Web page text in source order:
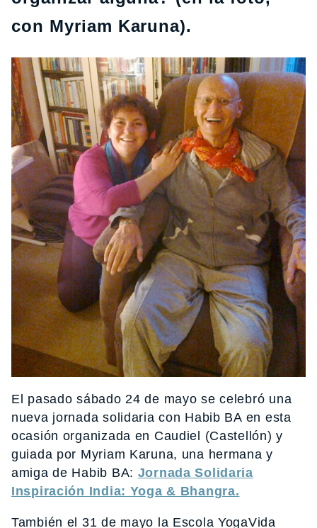
con Myriam Karuna).
El pasado sábado 24 de mayo se celebró una
nueva jornada solidaria con Habib BA en esta
ocasión organizada en Caudiel (Castellón) y
guiada por Myriam Karuna, una hermana y
amiga de Habib BA: Jornada Solidaria
Inspiración India: Yoga & Bhangra.
También el 31 de mayo la Escola YogaVida